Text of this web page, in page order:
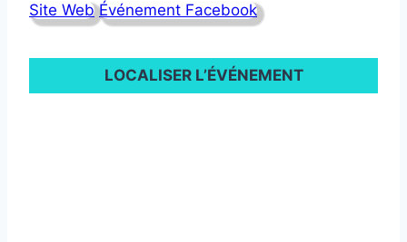
Site Web Événement Facebook
LOCALISER L’ÉVÉNEMENT